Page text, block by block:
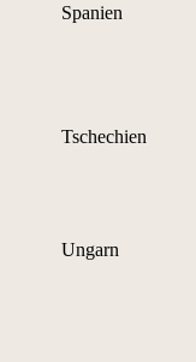
Spanien
Tschechien
Ungarn